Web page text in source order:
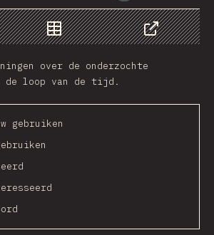
Data
Share
over de onderzochte
de loop van de tijd.
gebruiken
2018 2019 2020 2021